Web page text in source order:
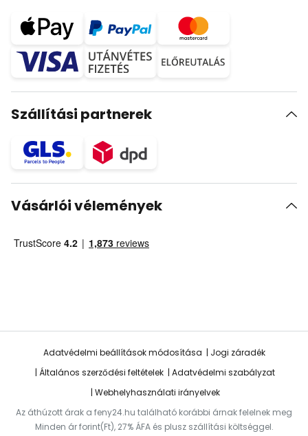
Szállítási partnerek
Vásárlói vélemények
Adatvédelmi beállítások módosítása
Jogi záradék
Általános szerződési feltételek
Adatvédelmi szabályzat
Webhelyhasználati irányelvek
Az áthúzott árak a feny24.hu található korábbi árnak felelnek meg
Minden ár forint(Ft), 27% ÁFA és plusz szállítási költséggel.